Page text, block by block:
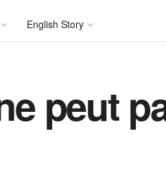
English Story
peut